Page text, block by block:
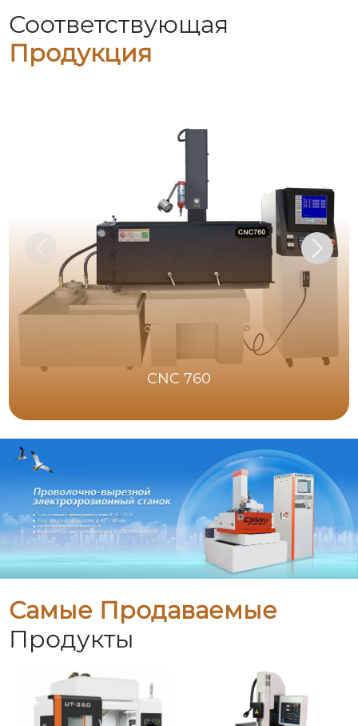
Соответствующая
Продукция
CNC 760
Самые Продаваемые
Продукты